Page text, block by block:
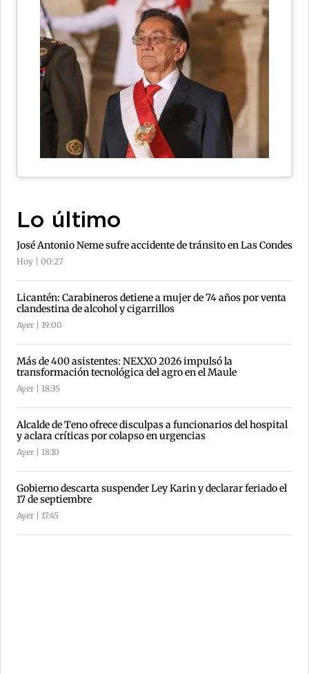
Lo último
José Antonio Neme sufre accidente de tránsito en Las Condes
Hoy | 00:27
Licantén: Carabineros detiene a mujer de 74 años por venta
clandestina de alcohol y cigarrillos
Ayer | 19:00
Más de 400 asistentes: NEXXO 2026 impulsó la
transformación tecnológica del agro en el Maule
Ayer | 18:35
Alcalde de Teno ofrece disculpas a funcionarios del hospital
y aclara críticas por colapso en urgencias
Ayer | 18:10
Gobierno descarta suspender Ley Karin y declarar feriado el
17 de septiembre
Ayer | 17:45